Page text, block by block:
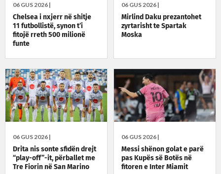
06 GUS 2026 |
Chelsea i nxjerr në shitje
11 futbollistë, synon t’i
fitojë rreth 500 milionë
funte
06 GUS 2026 |
Mirlind Daku prezantohet
zyrtarisht te Spartak
Moska
06 GUS 2026 |
Drita nis sonte sfidën drejt
“play-off”-it, përballet me
Tre Fiorin në San Marino
06 GUS 2026 |
Messi shënon golat e parë
pas Kupës së Botës në
fitoren e Inter Miamit